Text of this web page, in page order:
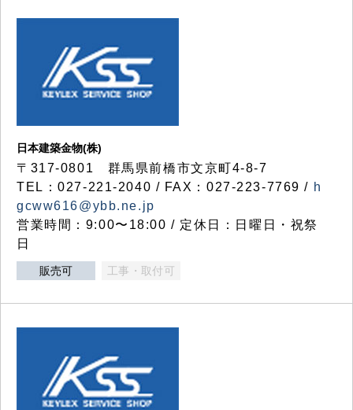
日本建築金物(株)
〒317‐0801 群馬県前橋市文京町4-8-7
TEL：027-221-2040 / FAX：027-223-7769 / h
gcww616@ybb.ne.jp
営業時間：9:00〜18:00 / 定休日：日曜日・祝祭
日
販売可 工事・取付可